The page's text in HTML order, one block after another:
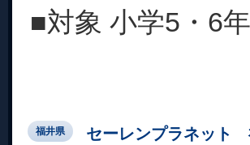
■対象 小学5・6
福井県 セーレンプラネット